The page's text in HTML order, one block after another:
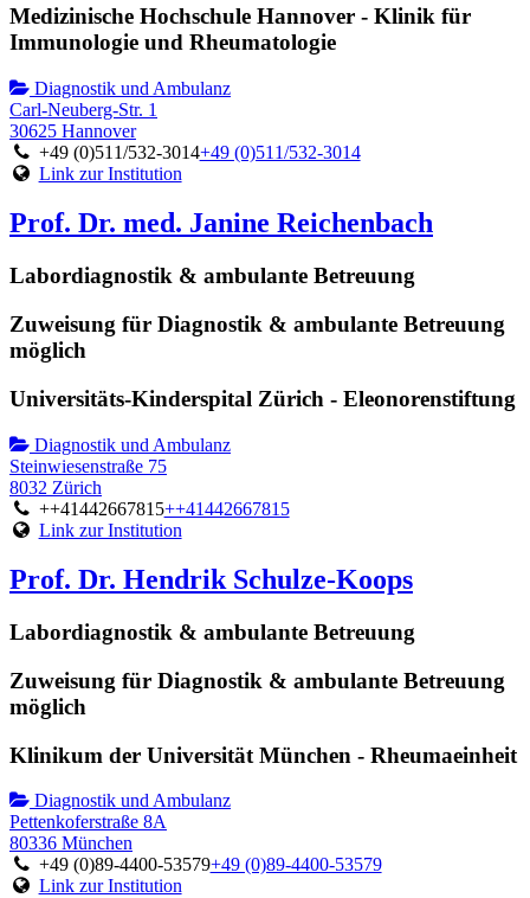
Medizinische Hochschule Hannover - Klinik für
Immunologie und Rheumatologie
Diagnostik und Ambulanz
Carl-Neuberg-Str. 1
30625 Hannover
+49 (0)511/532-3014+49 (0)511/532-3014
Link zur Institution
Prof. Dr. med. Janine Reichenbach
Labordiagnostik & ambulante Betreuung
Zuweisung für Diagnostik & ambulante Betreuung
möglich
Universitäts-Kinderspital Zürich - Eleonorenstiftung
Diagnostik und Ambulanz
Steinwiesenstraße 75
8032 Zürich
++41442667815++41442667815
Link zur Institution
Prof. Dr. Hendrik Schulze-Koops
Labordiagnostik & ambulante Betreuung
Zuweisung für Diagnostik & ambulante Betreuung
möglich
Klinikum der Universität München - Rheumaeinheit
Diagnostik und Ambulanz
Pettenkoferstraße 8A
80336 München
+49 (0)89-4400-53579+49 (0)89-4400-53579
Link zur Institution